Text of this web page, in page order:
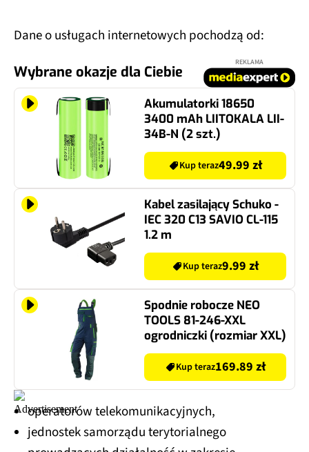
Dane o usługach internetowych pochodzą od:
Wybrane okazje dla Ciebie
REKLAMA
Akumulatorki 18650
3400 mAh LIITOKALA LII-
34B-N (2 szt.)
Kup teraz49.99 zł
Kabel zasilający Schuko -
IEC 320 C13 SAVIO CL-115
1.2 m
Kup teraz9.99 zł
Spodnie robocze NEO
TOOLS 81-246-XXL
ogrodniczki (rozmiar XXL)
Kup teraz169.89 zł
operatorów telekomunikacyjnych,
jednostek samorządu terytorialnego